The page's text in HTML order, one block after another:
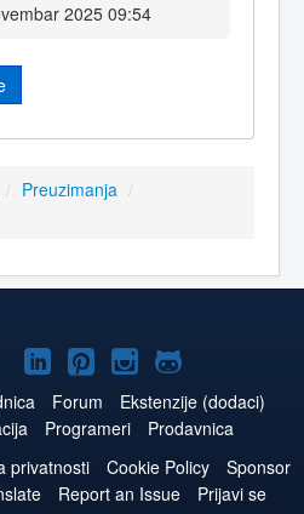
2025 09:54
/ Preuzimanja /
Joomla!
Joomla!
naLinkedIn
Joomla!
na
Pinterest
Joomla!
na
Instagram
Joomla!
na
GitHub
Forum
Ekstenzije (dodaci)
Programeri
Prodavnica
privatnosti Cookie Policy
Sponsor
Report an Issue Prijavi se